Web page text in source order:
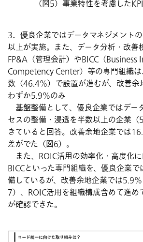
（図5）事業特性を考慮した
3．優良企業ではデータマネジメント
以上が実施。また、データ分析・改善
FP&A（管理会計）やBICC（
Competency Center）等の専門組織
数（46.4％）で設置が進むが、改善余
わずか5.9％のみ
基盤整備として、優良企業ではデー
セスの整備・浸透を半数以上の企業
きていると回答。改善余地企業では
差がでた（図6）。
また、ROIC活用の効率化・高度化
BICCといった専門組織を、優良企業
備しているが、改善余地企業では5.9
7）、ROIC活用を組織構成含めて進め
が確認できた。